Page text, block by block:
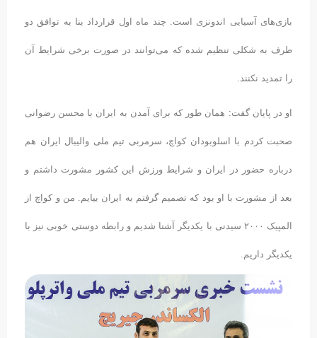
بازی‌های آسیایی اندونزی است. چند ماه اول قرارداد بنا به توافق دو
طرف به شکلی تنظیم شده که می‌توانند در صورت برخی شرایط آن
را تمدید نکنند.
او در پایان گفت: همان طور که برای آمدن به ایران با محسن رضوانی
صحبت کردم با اسلوبودان کواچ، سرمربی تیم ملی والیبال ایران هم
درباره حضور در ایران و شرایط ورزش این کشور مشورت داشتم و
بعد از مشورت با او بود که تصمیم گرفتم به ایران بیایم. من و کواچ از
المپیک ۲۰۰۰ سیدنی با یکدیگر آشنا شدیم و رابطه دوستی خوبی نیز با
یکدیگر داریم.